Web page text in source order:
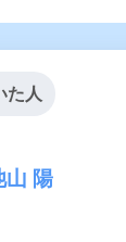
た人
山 陽